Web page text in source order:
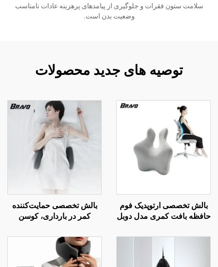
سلامت ستون فقرات و جلوگیری از پیامدهای پرهزینه عادات نامناسب
وضعیت بدن است.
توصیه های جدید محصولات
بالش تخصصی ارتوپدیک فوم
حافظه بافت کمری مدل دوبل
بالش کمر B2
بالش تخصصی حمایت‌کننده
کمر در بارداری، کوسن
برای تخت، بالش کمر W2